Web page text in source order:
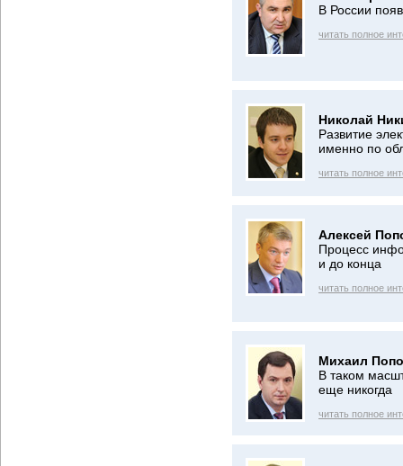
В России
читать полное
Николай
Развитие
именно по
читать полное
Алексей
Процесс
и до конца
читать полное
Михаил
В таком
еще никогда
читать полное